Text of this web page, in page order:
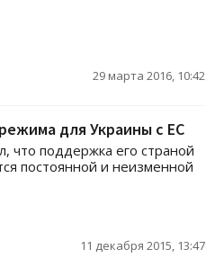
29 марта 2016, 10:42
для Украины с ЕС
что поддержка его страной
постоянной и неизменной
11 декабря 2015, 13:47